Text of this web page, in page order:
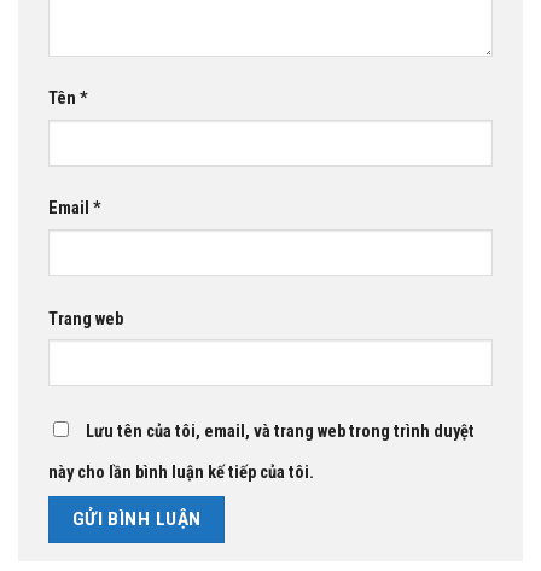
Tên *
Email *
Trang web
Lưu tên của tôi, email, và trang web trong trình duyệt
này cho lần bình luận kế tiếp của tôi.